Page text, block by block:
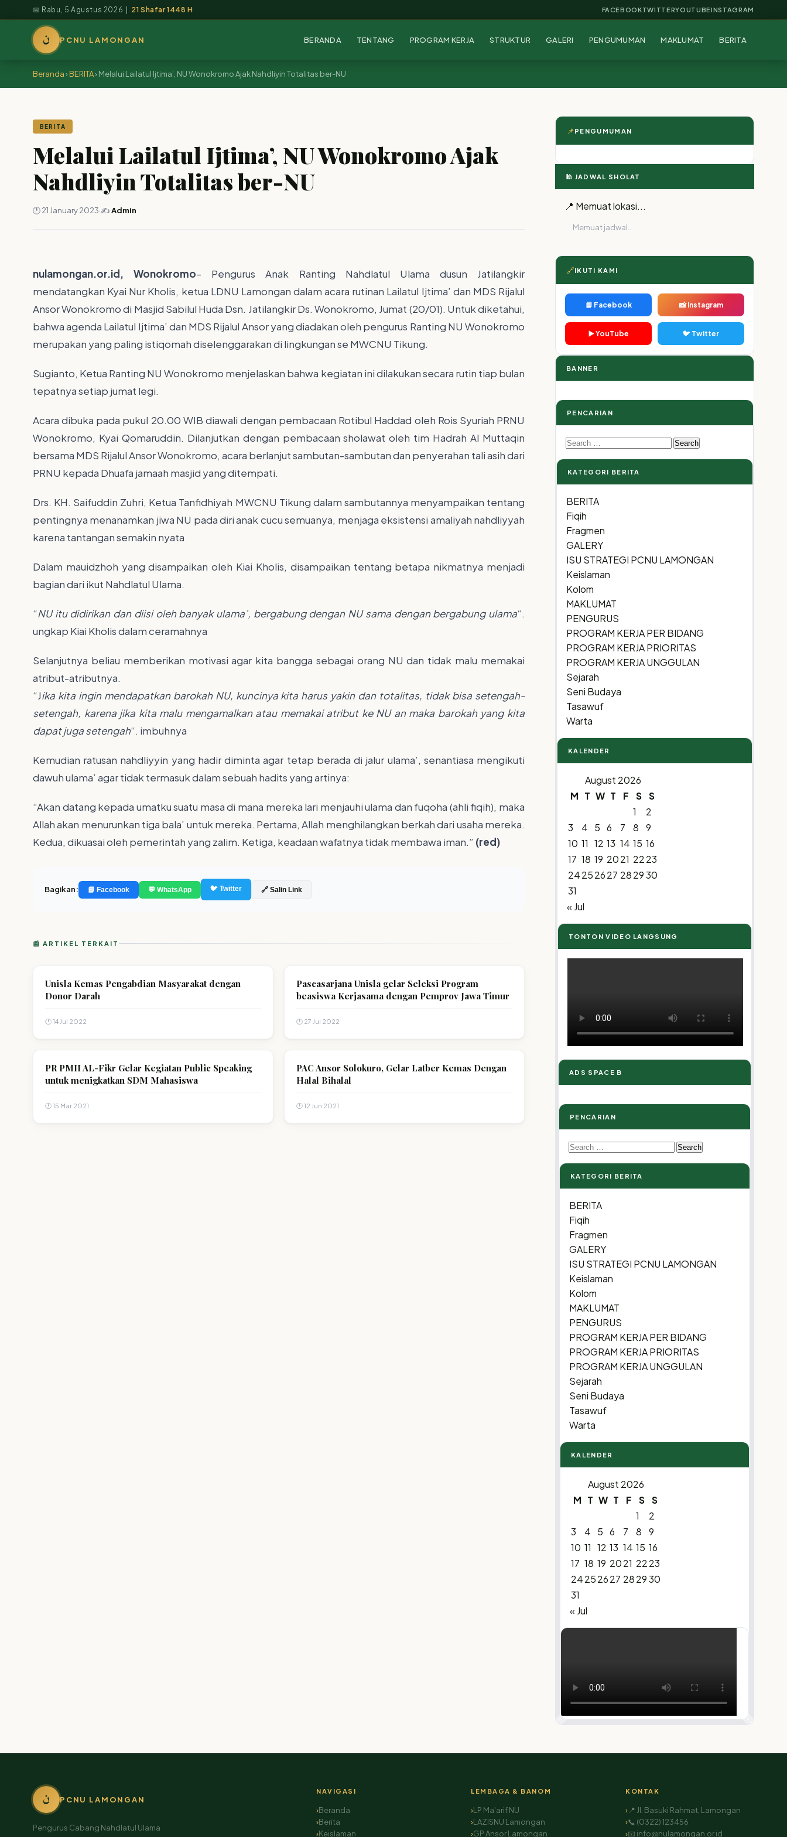
📅 Rabu, 5 Agustus 2026 | 21 Shafar 1448 H FACEBOOKTWITTERYOUTUBEINSTAGRAM
ن PCNU LAMONGAN BERANDA TENTANG PROGRAM KERJA STRUKTUR GALERI PENGUMUMAN MAKLUMAT BERITA
Beranda›BERITA›Melalui Lailatul Ijtima’, NU Wonokromo Ajak Nahdliyin Totalitas ber-NU
BERITA
Melalui Lailatul Ijtima’, NU Wonokromo Ajak
Nahdliyin Totalitas ber-NU
🕐 21 January 2023·✍️Admin
nulamongan.or.id, Wonokromo– Pengurus Anak Ranting Nahdlatul Ulama dusun Jatilangkir
mendatangkan Kyai Nur Kholis, ketua LDNU Lamongan dalam acara rutinan Lailatul Ijtima’ dan MDS Rijalul
Ansor Wonokromo di Masjid Sabilul Huda Dsn. Jatilangkir Ds. Wonokromo, Jumat (20/01). Untuk diketahui,
bahwa agenda Lailatul Ijtima’ dan MDS Rijalul Ansor yang diadakan oleh pengurus Ranting NU Wonokromo
merupakan yang paling istiqomah diselenggarakan di lingkungan se MWCNU Tikung.
Sugianto, Ketua Ranting NU Wonokromo menjelaskan bahwa kegiatan ini dilakukan secara rutin tiap bulan
tepatnya setiap jumat legi.
Acara dibuka pada pukul 20.00 WIB diawali dengan pembacaan Rotibul Haddad oleh Rois Syuriah PRNU
Wonokromo, Kyai Qomaruddin. Dilanjutkan dengan pembacaan sholawat oleh tim Hadrah Al Muttaqin
bersama MDS Rijalul Ansor Wonokromo, acara berlanjut sambutan-sambutan dan penyerahan tali asih dari
PRNU kepada Dhuafa jamaah masjid yang ditempati.
Drs. KH. Saifuddin Zuhri, Ketua Tanfidhiyah MWCNU Tikung dalam sambutannya menyampaikan tentang
pentingnya menanamkan jiwa NU pada diri anak cucu semuanya, menjaga eksistensi amaliyah nahdliyyah
karena tantangan semakin nyata
Dalam mauidzhoh yang disampaikan oleh Kiai Kholis, disampaikan tentang betapa nikmatnya menjadi
bagian dari ikut Nahdlatul Ulama.
“NU itu didirikan dan diisi oleh banyak ulama’, bergabung dengan NU sama dengan bergabung ulama“.
ungkap Kiai Kholis dalam ceramahnya
Selanjutnya beliau memberikan motivasi agar kita bangga sebagai orang NU dan tidak malu memakai
atribut-atributnya.
“Jika kita ingin mendapatkan barokah NU, kuncinya kita harus yakin dan totalitas, tidak bisa setengah-
setengah, karena jika kita malu mengamalkan atau memakai atribut ke NU an maka barokah yang kita
dapat juga setengah“. imbuhnya
Kemudian ratusan nahdliyyin yang hadir diminta agar tetap berada di jalur ulama’, senantiasa mengikuti
dawuh ulama’ agar tidak termasuk dalam sebuah hadits yang artinya:
“Akan datang kepada umatku suatu masa di mana mereka lari menjauhi ulama dan fuqoha (ahli fiqih), maka
Allah akan menurunkan tiga bala’ untuk mereka. Pertama, Allah menghilangkan berkah dari usaha mereka.
Kedua, dikuasai oleh pemerintah yang zalim. Ketiga, keadaan wafatnya tidak membawa iman.” (red)
Bagikan: 📘 Facebook 💬 WhatsApp 🐦 Twitter 🔗 Salin Link
📰 ARTIKEL TERKAIT
Unisla Kemas Pengabdian Masyarakat dengan
Donor Darah
🕐 14 Jul 2022
Pascasarjana Unisla gelar Seleksi Program
beasiswa Kerjasama dengan Pemprov Jawa Timur
🕐 27 Jul 2022
PR PMII AL-Fikr Gelar Kegiatan Public Speaking
untuk menigkatkan SDM Mahasiswa
🕐 15 Mar 2021
PAC Ansor Solokuro, Gelar Latber Kemas Dengan
Halal Bihalal
🕐 12 Jun 2021
📌PENGUMUMAN
🕌 JADWAL SHOLAT
📍 Memuat lokasi...
Memuat jadwal...
🔗IKUTI KAMI
📘 Facebook 📸 Instagram
▶️ YouTube 🐦 Twitter
BANNER
PENCARIAN
Search
for:
KATEGORI BERITA
BERITA
Fiqih
Fragmen
GALERY
ISU STRATEGI PCNU LAMONGAN
Keislaman
Kolom
MAKLUMAT
PENGURUS
PROGRAM KERJA PER BIDANG
PROGRAM KERJA PRIORITAS
PROGRAM KERJA UNGGULAN
Sejarah
Seni Budaya
Tasawuf
Warta
KALENDER
August 2026
M T W T F S S
1
2
3
4 5 6 7 8
9
10 11 12 13 14 15 16
17 18 19 2021 2223
24252627 282930
31
« Jul
TONTON VIDEO LANGSUNG
ADS SPACE B
PENCARIAN
Search
for:
KATEGORI BERITA
BERITA
Fiqih
Fragmen
GALERY
ISU STRATEGI PCNU LAMONGAN
Keislaman
Kolom
MAKLUMAT
PENGURUS
PROGRAM KERJA PER BIDANG
PROGRAM KERJA PRIORITAS
PROGRAM KERJA UNGGULAN
Sejarah
Seni Budaya
Tasawuf
Warta
KALENDER
August 2026
M T W T F S S
1
2
3
4 5 6 7 8
9
10 11 12 13 14 15 16
17 18 19 2021 2223
24252627 282930
31
« Jul
ن PCNU LAMONGAN
Pengurus Cabang Nahdlatul Ulama
NAVIGASI
Beranda
Berita
Keislaman
LEMBAGA & BANOM
LP Ma'arif NU
LAZISNU Lamongan
GP Ansor Lamongan
KONTAK
📍 Jl. Basuki Rahmat, Lamongan
📞 (0322) 123456
📧 info@nulamongan.or.id